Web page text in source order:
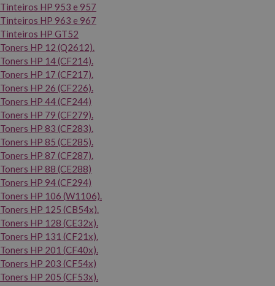
Tinteiros HP 953 e 957
Tinteiros HP 963 e 967
Tinteiros HP GT52
Toners HP 12 (Q2612).
Toners HP 14 (CF214).
Toners HP 17 (CF217).
Toners HP 26 (CF226).
Toners HP 44 (CF244)
Toners HP 79 (CF279).
Toners HP 83 (CF283).
Toners HP 85 (CE285).
Toners HP 87 (CF287).
Toners HP 88 (CE288)
Toners HP 94 (CF294)
Toners HP 106 (W1106).
Toners HP 125 (CB54x).
Toners HP 128 (CE32x).
Toners HP 131 (CF21x).
Toners HP 201 (CF40x).
Toners HP 203 (CF54x)
Toners HP 205 (CF53x).